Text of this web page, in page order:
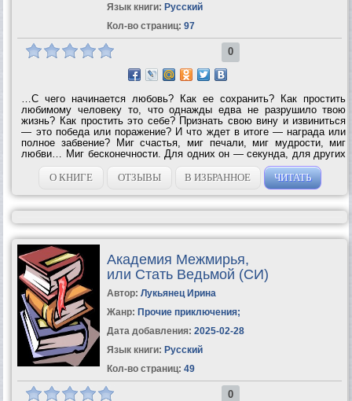
Язык книги: Русский
Кол-во страниц: 97
0
…С чего начинается любовь? Как ее сохранить? Как простить
любимому человеку то, что однажды едва не разрушило твою
жизнь? Как простить это себе? Признать свою вину и извиниться
— это победа или поражение? И что ждет в итоге — награда или
полное забвение? Миг счастья, миг печали, миг мудрости, миг
любви… Миг бесконечности. Для одних он — секунда, для других
— вся оставшаяся...
О КНИГЕ
ОТЗЫВЫ В ИЗБРАННОЕ ЧИТАТЬ
Академия Межмирья,
или Стать Ведьмой (СИ)
Автор: Лукьянец Ирина
Жанр: Прочие приключения;
Дата добавления: 2025-02-28
Язык книги: Русский
Кол-во страниц: 49
0